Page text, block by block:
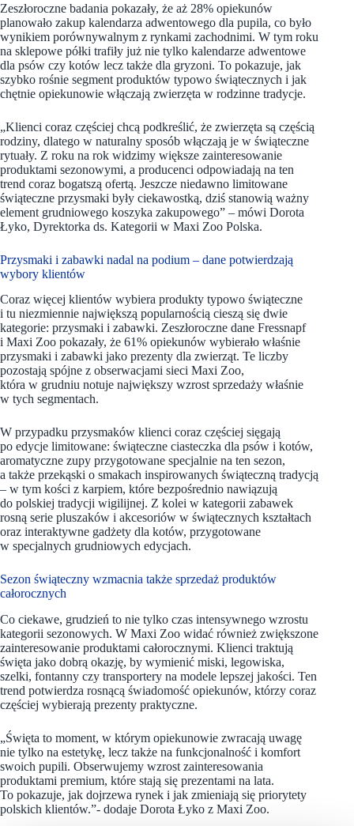
Zeszłoroczne badania pokazały, że aż 28% opiekunów
planowało zakup kalendarza adwentowego dla pupila, co było
wynikiem porównywalnym z rynkami zachodnimi. W tym roku
na sklepowe półki trafiły już nie tylko kalendarze adwentowe
dla psów czy kotów lecz także dla gryzoni. To pokazuje, jak
szybko rośnie segment produktów typowo świątecznych i jak
chętnie opiekunowie włączają zwierzęta w rodzinne tradycje.
„Klienci coraz częściej chcą podkreślić, że zwierzęta są częścią
rodziny, dlatego w naturalny sposób włączają je w świąteczne
rytuały. Z roku na rok widzimy większe zainteresowanie
produktami sezonowymi, a producenci odpowiadają na ten
trend coraz bogatszą ofertą. Jeszcze niedawno limitowane
świąteczne przysmaki były ciekawostką, dziś stanowią ważny
element grudniowego koszyka zakupowego” – mówi Dorota
Łyko, Dyrektorka ds. Kategorii w Maxi Zoo Polska.
Przysmaki i zabawki nadal na podium – dane potwierdzają
wybory klientów
Coraz więcej klientów wybiera produkty typowo świąteczne
i tu niezmiennie największą popularnością cieszą się dwie
kategorie: przysmaki i zabawki. Zeszłoroczne dane Fressnapf
i Maxi Zoo pokazały, że 61% opiekunów wybierało właśnie
przysmaki i zabawki jako prezenty dla zwierząt. Te liczby
pozostają spójne z obserwacjami sieci Maxi Zoo,
która w grudniu notuje największy wzrost sprzedaży właśnie
w tych segmentach.
W przypadku przysmaków klienci coraz częściej sięgają
po edycje limitowane: świąteczne ciasteczka dla psów i kotów,
aromatyczne zupy przygotowane specjalnie na ten sezon,
a także przekąski o smakach inspirowanych świąteczną tradycją
– w tym kości z karpiem, które bezpośrednio nawiązują
do polskiej tradycji wigilijnej. Z kolei w kategorii zabawek
rosną serie pluszaków i akcesoriów w świątecznych kształtach
oraz interaktywne gadżety dla kotów, przygotowane
w specjalnych grudniowych edycjach.
Sezon świąteczny wzmacnia także sprzedaż produktów
całorocznych
Co ciekawe, grudzień to nie tylko czas intensywnego wzrostu
kategorii sezonowych. W Maxi Zoo widać również zwiększone
zainteresowanie produktami całorocznymi. Klienci traktują
święta jako dobrą okazję, by wymienić miski, legowiska,
szelki, fontanny czy transportery na modele lepszej jakości. Ten
trend potwierdza rosnącą świadomość opiekunów, którzy coraz
częściej wybierają prezenty praktyczne.
„Święta to moment, w którym opiekunowie zwracają uwagę
nie tylko na estetykę, lecz także na funkcjonalność i komfort
swoich pupili. Obserwujemy wzrost zainteresowania
produktami premium, które stają się prezentami na lata.
To pokazuje, jak dojrzewa rynek i jak zmieniają się priorytety
polskich klientów.”- dodaje Dorota Łyko z Maxi Zoo.